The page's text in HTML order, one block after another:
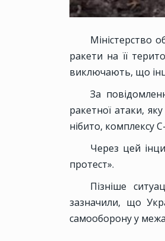
Міністерство
ракети на її
виключають, що
За
ракетної атаки,
нібито, комплексу
Через цей
протест».
Пізніше
зазначили, що
самооборону у